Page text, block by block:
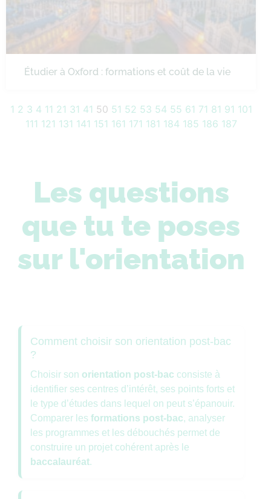
Étudier à Oxford : formations et coût de la vie
1 2 3 4 11 21 31 41 50 51 52 53 54 55 61 71 81 91 101
111 121 131 141 151 161 171 181 184 185 186 187
Les questions
que tu te poses
sur l'orientation
Comment choisir son orientation post-bac
?
Choisir son orientation post-bac consiste à
identifier ses centres d’intérêt, ses points forts et
le type d’études dans lequel on peut s’épanouir.
Comparer les formations post-bac, analyser
les programmes et les débouchés permet de
construire un projet cohérent après le
baccalauréat.